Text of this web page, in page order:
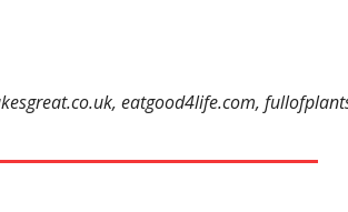
eatgood4life.com,